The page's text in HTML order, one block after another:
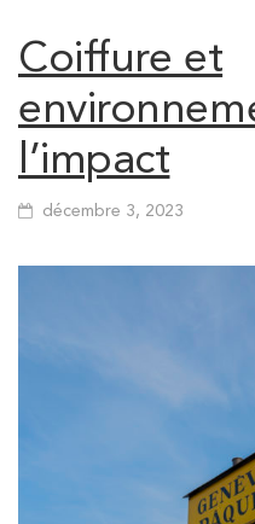
Coiffure et
l’impact
décembre 3, 2023